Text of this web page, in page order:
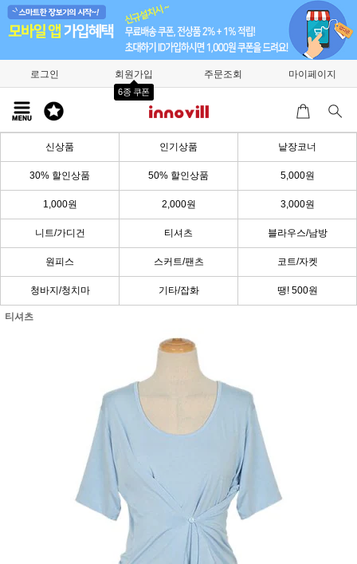
로그인 회원가입
6종 쿠폰
주문조회 마이페이지
신상품 인기상품 낱장코너
30% 할인상품 50% 할인상품 5,000원
1,000원 2,000원 3,000원
니트/가디건 티셔츠 블라우스/남방
원피스 스커트/팬츠 코트/자켓
청바지/청치마 기타/잡화 땡! 500원
티셔츠